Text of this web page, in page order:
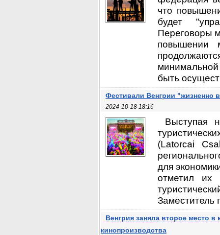
что
будет
Переговоры
повышении
быть
Фестивали Венгрии "жизненно
2024-10-18 18:16
Выступая
(Latorcai
для
отметил их
Заместитель
Венгрия заняла второе место в
кинопроизводства